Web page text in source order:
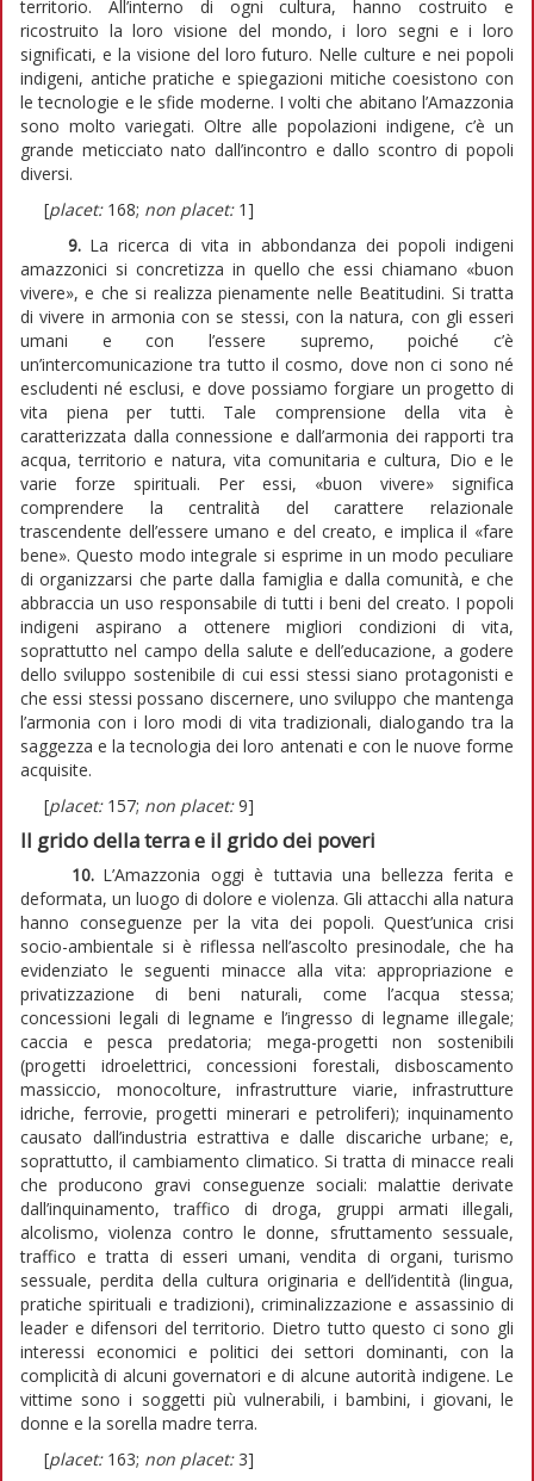
territorio. All’interno di ogni cultura, hanno costruito e
ricostruito la loro visione del mondo, i loro segni e i loro
significati, e la visione del loro futuro. Nelle culture e nei popoli
indigeni, antiche pratiche e spiegazioni mitiche coesistono con
le tecnologie e le sfide moderne. I volti che abitano l’Amazzonia
sono molto variegati. Oltre alle popolazioni indigene, c’è un
grande meticciato nato dall’incontro e dallo scontro di popoli
diversi.
[placet: 168; non placet: 1]
9. La ricerca di vita in abbondanza dei popoli indigeni
amazzonici si concretizza in quello che essi chiamano «buon
vivere», e che si realizza pienamente nelle Beatitudini. Si tratta
di vivere in armonia con se stessi, con la natura, con gli esseri
umani e con l’essere supremo, poiché c’è
un’intercomunicazione tra tutto il cosmo, dove non ci sono né
escludenti né esclusi, e dove possiamo forgiare un progetto di
vita piena per tutti. Tale comprensione della vita è
caratterizzata dalla connessione e dall’armonia dei rapporti tra
acqua, territorio e natura, vita comunitaria e cultura, Dio e le
varie forze spirituali. Per essi, «buon vivere» significa
comprendere la centralità del carattere relazionale
trascendente dell’essere umano e del creato, e implica il «fare
bene». Questo modo integrale si esprime in un modo peculiare
di organizzarsi che parte dalla famiglia e dalla comunità, e che
abbraccia un uso responsabile di tutti i beni del creato. I popoli
indigeni aspirano a ottenere migliori condizioni di vita,
soprattutto nel campo della salute e dell’educazione, a godere
dello sviluppo sostenibile di cui essi stessi siano protagonisti e
che essi stessi possano discernere, uno sviluppo che mantenga
l’armonia con i loro modi di vita tradizionali, dialogando tra la
saggezza e la tecnologia dei loro antenati e con le nuove forme
acquisite.
[placet: 157; non placet:9]
Il grido della terra e il grido dei poveri
10. L’Amazzonia oggi è tuttavia una bellezza ferita e
deformata, un luogo di dolore e violenza. Gli attacchi alla natura
hanno conseguenze per la vita dei popoli. Quest’unica crisi
socio-ambientale si è riflessa nell’ascolto presinodale, che ha
evidenziato le seguenti minacce alla vita: appropriazione e
privatizzazione di beni naturali, come l’acqua stessa;
concessioni legali di legname e l’ingresso di legname illegale;
caccia e pesca predatoria; mega-progetti non sostenibili
(progetti idroelettrici, concessioni forestali, disboscamento
massiccio, monocolture, infrastrutture viarie, infrastrutture
idriche, ferrovie, progetti minerari e petroliferi); inquinamento
causato dall’industria estrattiva e dalle discariche urbane; e,
soprattutto, il cambiamento climatico. Si tratta di minacce reali
che producono gravi conseguenze sociali: malattie derivate
dall’inquinamento, traffico di droga, gruppi armati illegali,
alcolismo, violenza contro le donne, sfruttamento sessuale,
traffico e tratta di esseri umani, vendita di organi, turismo
sessuale, perdita della cultura originaria e dell’identità (lingua,
pratiche spirituali e tradizioni), criminalizzazione e assassinio di
leader e difensori del territorio. Dietro tutto questo ci sono gli
interessi economici e politici dei settori dominanti, con la
complicità di alcuni governatori e di alcune autorità indigene. Le
vittime sono i soggetti più vulnerabili, i bambini, i giovani, le
donne e la sorella madre terra.
[placet: 163; non placet: 3]